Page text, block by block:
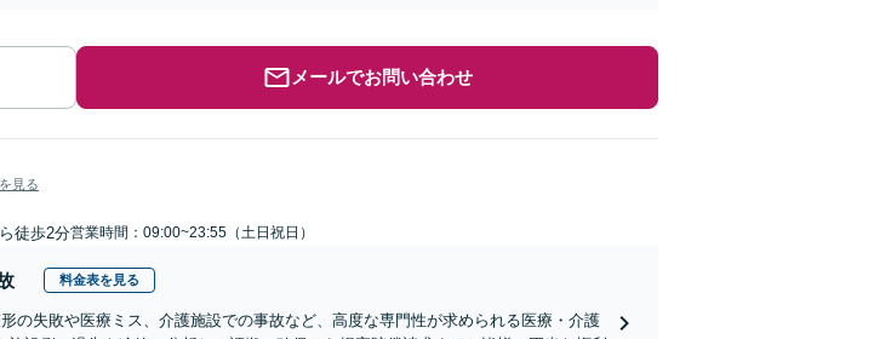
メールでお問い合わせ
見る
徒歩2分営業時間：09:00~23:55（土日祝日）
料金表を見る
の失敗や医療ミス、介護施設での事故など、高度な専門性が求められる医療・介護